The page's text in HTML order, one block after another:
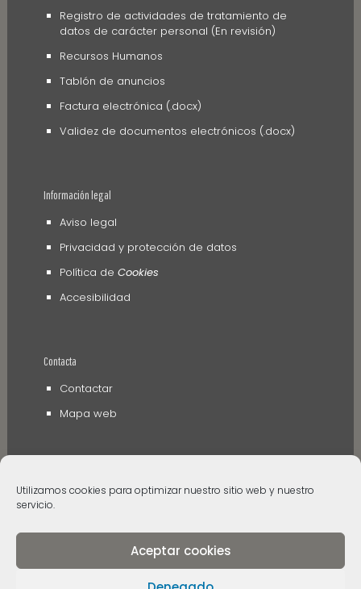
Utilizamos cookies para optimizar nuestro sitio web y nuestro
servicio.
Aceptar cookies
Registro de actividades de tratamiento de
datos de carácter personal (En revisión)
Recursos Humanos
Tablón de anuncios
Factura electrónica (.docx)
Validez de documentos electrónicos (.docx)
Información legal
Aviso legal
Privacidad y protección de datos
Política de Cookies
Accesibilidad
Contacta
Contactar
Mapa web
© 2006 - 2024 Museos de Tenerife. Todos los
derechos reservados